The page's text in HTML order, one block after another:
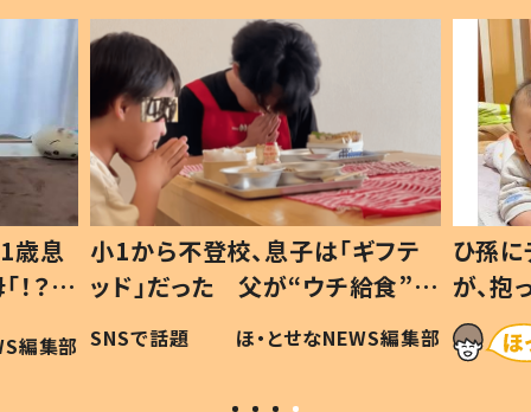
歳息
？」
編集部
小1から不登校、息子は「ギフテ
ッド」だった 父が“ウチ給食”を
作り続ける理由とは #令和の親
#令和の子
SNSで話題 ほ・とせなNEWS編集部
ひ孫
が、
「涙が
い」